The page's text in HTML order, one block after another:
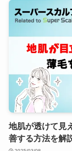
地肌が透けて見
善する方法を解